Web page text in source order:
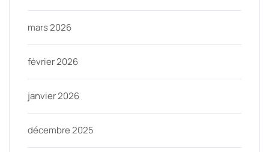
mars 2026
février 2026
janvier 2026
décembre 2025